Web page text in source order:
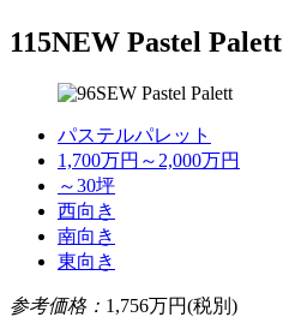
115NEW Pastel Palett
パステルパレット
1,700万円～2,000万円
～30坪
西向き
南向き
東向き
参考価格： 1,756万円(税別)